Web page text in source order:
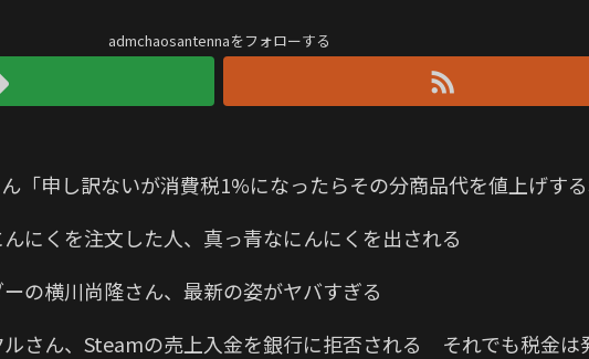
admchaosantennaをフォローする
「申し訳ないが消費税1%になったらその分商品代を値上げする
んにくを注文した人、真っ青なにんにくを出される
ーの横川尚隆さん、最新の姿がヤバすぎる
ルさん、Steamの売上入金を銀行に拒否される それでも税金は